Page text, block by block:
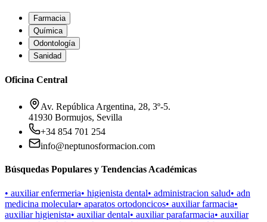
Farmacia
Química
Odontología
Sanidad
Oficina Central
Av. República Argentina, 28, 3º-5.
41930 Bormujos, Sevilla
+34 854 701 254
info@neptunosformacion.com
Búsquedas Populares y Tendencias Académicas
• auxiliar enfermeria• higienista dental• administracion salud• adn
medicina molecular• aparatos ortodoncicos• auxiliar farmacia•
auxiliar higienista• auxiliar dental• auxiliar parafarmacia• auxiliar